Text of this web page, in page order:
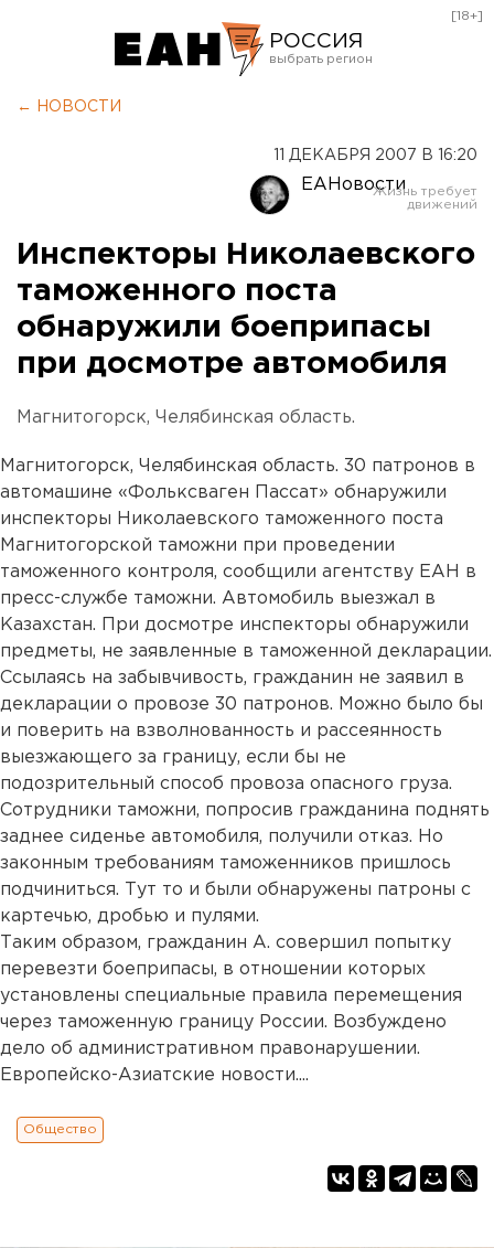
РОССИЯ
Оренбург
[18+]
← НОВОСТИ
11 ДЕКАБРЯ 2007 В 16:20
ЕАНовости
Инспекторы Николаевского
таможенного поста
обнаружили боеприпасы
при досмотре автомобиля
Магнитогорск, Челябинская область.
Магнитогорск, Челябинская область. 30 патронов в
автомашине «Фольксваген Пассат» обнаружили
инспекторы Николаевского таможенного поста
Магнитогорской таможни при проведении
таможенного контроля, сообщили агентству ЕАН в
пресс-службе таможни. Автомобиль выезжал в
Казахстан. При досмотре инспекторы обнаружили
предметы, не заявленные в таможенной декларации.
Ссылаясь на забывчивость, гражданин не заявил в
декларации о провозе 30 патронов. Можно было бы
и поверить на взволнованность и рассеянность
выезжающего за границу, если бы не
подозрительный способ провоза опасного груза.
Сотрудники таможни, попросив гражданина поднять
заднее сиденье автомобиля, получили отказ. Но
законным требованиям таможенников пришлось
подчиниться. Тут то и были обнаружены патроны с
картечью, дробью и пулями.
Таким образом, гражданин А. совершил попытку
перевезти боеприпасы, в отношении которых
установлены специальные правила перемещения
через таможенную границу России. Возбуждено
дело об административном правонарушении.
Европейско-Азиатские новости....
Общество